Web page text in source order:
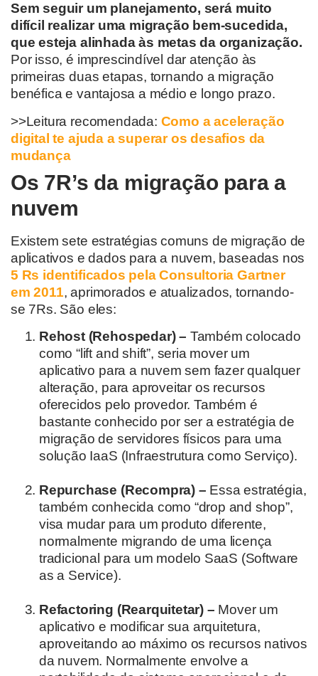
Sem seguir um planejamento, será muito
difícil realizar uma migração bem-sucedida,
que esteja alinhada às metas da organização.
Por isso, é imprescindível dar atenção às
primeiras duas etapas, tornando a migração
benéfica e vantajosa a médio e longo prazo.
>>Leitura recomendada: Como a aceleração
digital te ajuda a superar os desafios da
mudança
Os 7R’s da migração para a
nuvem
Existem sete estratégias comuns de migração de
aplicativos e dados para a nuvem, baseadas nos
5 Rs identificados pela Consultoria Gartner
em 2011, aprimorados e atualizados, tornando-
se 7Rs. São eles:
Rehost (Rehospedar) – Também colocado
como “lift and shift”, seria mover um
aplicativo para a nuvem sem fazer qualquer
alteração, para aproveitar os recursos
oferecidos pelo provedor. Também é
bastante conhecido por ser a estratégia de
migração de servidores físicos para uma
solução IaaS (Infraestrutura como Serviço).
Repurchase (Recompra) – Essa estratégia,
também conhecida como “drop and shop”,
visa mudar para um produto diferente,
normalmente migrando de uma licença
tradicional para um modelo SaaS (Software
as a Service).
Refactoring (Rearquitetar) – Mover um
aplicativo e modificar sua arquitetura,
aproveitando ao máximo os recursos nativos
da nuvem. Normalmente envolve a